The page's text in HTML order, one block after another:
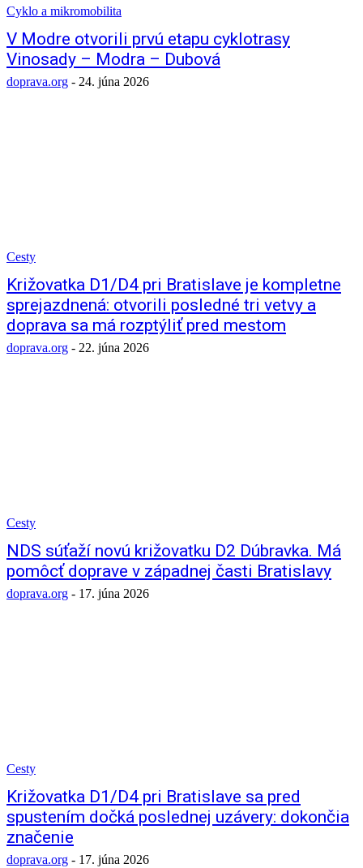
Cyklo a mikromobilita
V Modre otvorili prvú etapu cyklotrasy
Vinosady – Modra – Dubová
doprava.org - 24. júna 2026
Cesty
Križovatka D1/D4 pri Bratislave je kompletne
sprejazdnená: otvorili posledné tri vetvy a
doprava sa má rozptýliť pred mestom
doprava.org - 22. júna 2026
Cesty
NDS súťaží novú križovatku D2 Dúbravka. Má
pomôcť doprave v západnej časti Bratislavy
doprava.org - 17. júna 2026
Cesty
Križovatka D1/D4 pri Bratislave sa pred
spustením dočká poslednej uzávery: dokončia
značenie
doprava.org - 17. júna 2026